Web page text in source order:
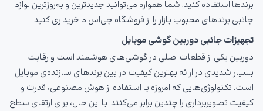
برندها استفاده کنید. شما همواره می‌توانید جدیدترین و به‌روزترین لوازم
جانبی برندهای محبوب بازار را از فروشگاه جی‌اس‌ام خریداری کنید.
تجهیزات جانبی دوربین گوشی موبایل
دوربین یکی از قطعات اصلی در گوشی‌های هوشمند است و رقابت
بسیار شدیدی در ارائه بهترین کیفیت در بین برندهای سازنده‌ی موبایل
است. تکنولوژی‌هایی که امروزه با استفاده از هوش مصنوعی، قدرت و
کیفیت تصویربرداری را چندین برابر می‌کنند. با این حال، برای ارتقای سطح